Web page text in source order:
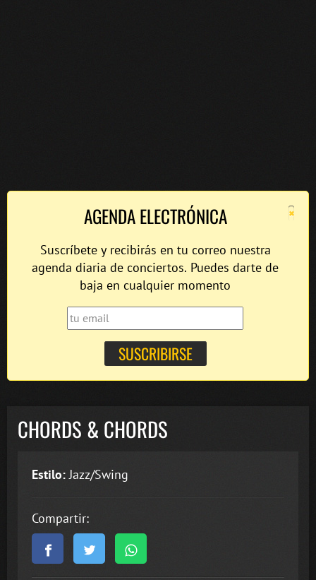
×
AGENDA ELECTRÓNICA
Suscríbete y recibirás en tu correo nuestra
agenda diaria de conciertos. Puedes darte de
baja en cualquier momento
CHORDS & CHORDS
Estilo: Jazz/Swing
Compartir: